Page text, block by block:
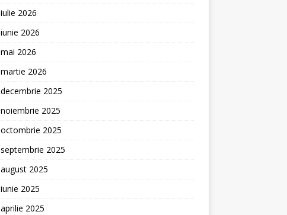
iulie 2026
iunie 2026
mai 2026
martie 2026
decembrie 2025
noiembrie 2025
octombrie 2025
septembrie 2025
august 2025
iunie 2025
aprilie 2025